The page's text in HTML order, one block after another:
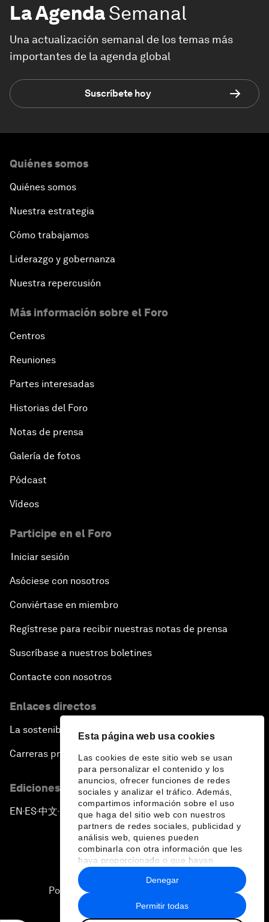
Esta página web usa cookies
Las cookies de este sitio web se usan
para personalizar el contenido y los
anuncios, ofrecer funciones de redes
sociales y analizar el tráfico. Además,
compartimos información sobre el uso
que haga del sitio web con nuestros
partners de redes sociales, publicidad y
análisis web, quienes pueden
combinarla con otra información que les
haya proporcionado o que hayan
recopilado a partir del uso que haya
hecho de sus servicios.
Permitir todas
Denegar
La AgendaSemanal
Una actualización semanal de los temas más
importantes de la agenda global
Suscríbete hoy
Quiénes somos
Quiénes somos
Nuestra estrategia
Cómo trabajamos
Liderazgo y gobernanza
Nuestra repercusión
Más información sobre el Foro
Centros
Reuniones
Partes interesadas
Historias del Foro
Notas de prensa
Galería de fotos
Pódcast
Vídeos
Participe en el Foro
Iniciar sesión
Asóciese con nosotros
Conviértase en miembro
Regístrese para recibir nuestras notas de prensa
Suscríbase a nuestros boletines
Contacte con nosotros
Enlaces directos
La sostenibilidad en el Foro
Carreras profesionales
Ediciones en otros idiomas
EN ▪ES▪中文▪ 日本語
Política de privacidad y normas de uso
Sitemap